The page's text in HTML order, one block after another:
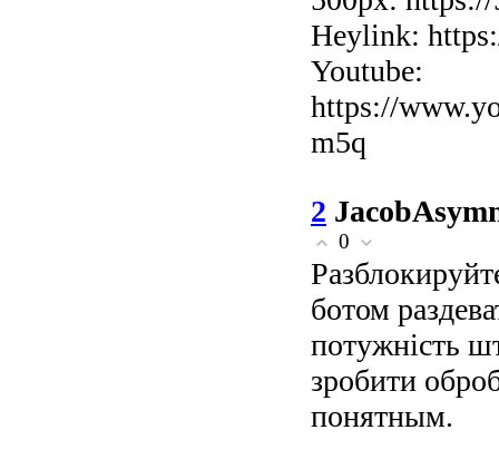
Heylink:
Youtube:
https://
m5q
2
0
ботом
потужність
зробити
понятным.